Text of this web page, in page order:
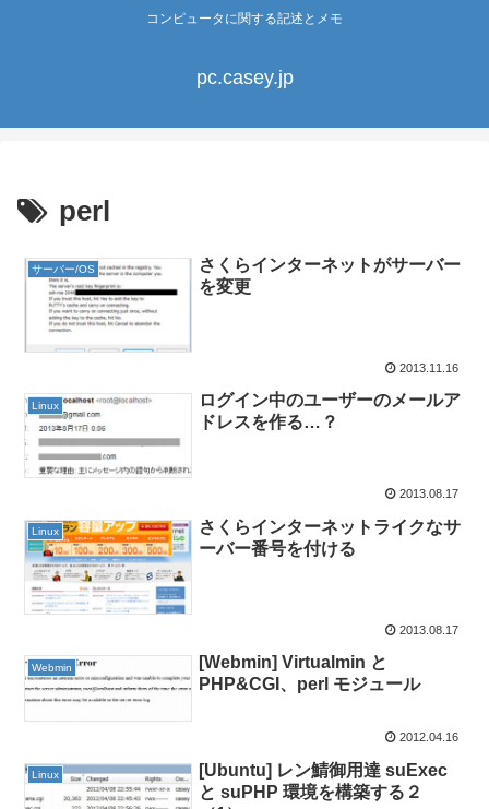
コンピュータに関する記述とメモ
pc.casey.jp
perl
サーバー/OS
さくらインターネットがサーバー
を変更
2013.11.16
Linux
ログイン中のユーザーのメールア
ドレスを作る…？
2013.08.17
Linux
さくらインターネットライクなサ
ーバー番号を付ける
2013.08.17
Webmin
[Webmin] Virtualmin と
PHP&CGI、perl モジュール
2012.04.16
Linux
[Ubuntu] レン鯖御用達 suExec
と suPHP 環境を構築する２